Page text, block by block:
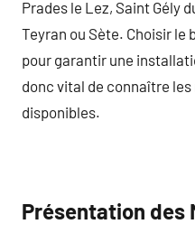
Prades le Lez, Saint Gély
Teyran ou Sète. Choisir
pour garantir une
donc vital de connaître
disponibles.
Présentation des